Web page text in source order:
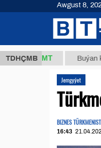
TDHÇMB
ТМТ Buýan köküniň
Jemgyýet
BIZNES
16:43
Awgust 8,